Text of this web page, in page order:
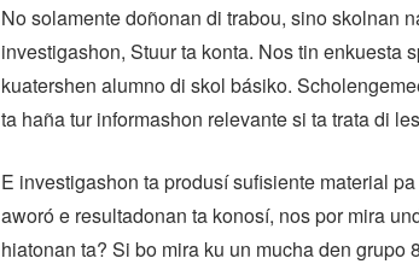
No solamente doñonan di trabou, sino skolnan
investigashon, Stuur ta konta. Nos tin enkuesta
kuatershen alumno di skol básiko.
ta haña tur informashon relevante si ta trata di
E investigashon ta produsí sufisiente material
aworó e resultadonan ta konosí, nos por mira
hiatonan ta? Si bo mira ku un mucha den grupo